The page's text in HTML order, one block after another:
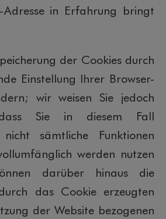
Adresse in Erfahrung bringt
der Cookies durch
Einstellung Ihrer Browser-
wir weisen Sie jedoch
Sie in diesem Fall
nicht sämtliche Funktionen
werden nutzen
darüber hinaus die
das Cookie erzeugten
der Website bezogenen